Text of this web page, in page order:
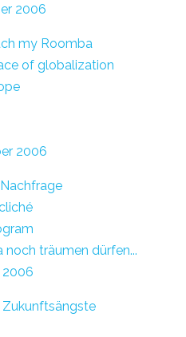
2006
my Roomba
of globalization
2006
noch träumen dürfen...
Zukunftsängste